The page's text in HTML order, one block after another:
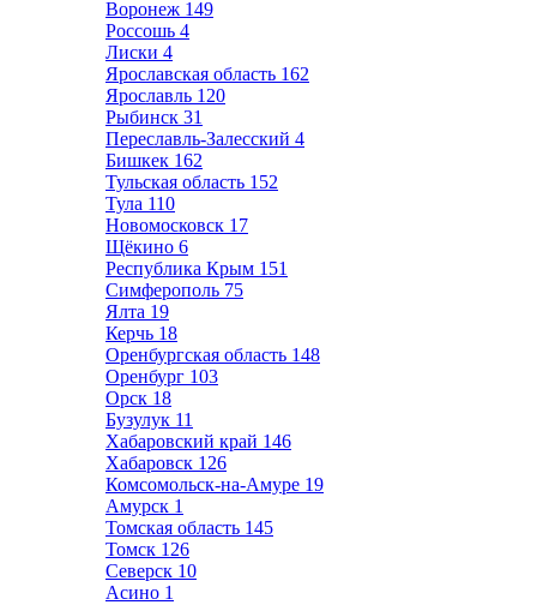
Воронеж 149
Россошь 4
Лиски 4
Ярославская область 162
Ярославль 120
Рыбинск 31
Переславль-Залесский 4
Бишкек 162
Тульская область 152
Тула 110
Новомосковск 17
Щёкино 6
Республика Крым 151
Симферополь 75
Ялта 19
Керчь 18
Оренбургская область 148
Оренбург 103
Орск 18
Бузулук 11
Хабаровский край 146
Хабаровск 126
Комсомольск-на-Амуре 19
Амурск 1
Томская область 145
Томск 126
Северск 10
Асино 1